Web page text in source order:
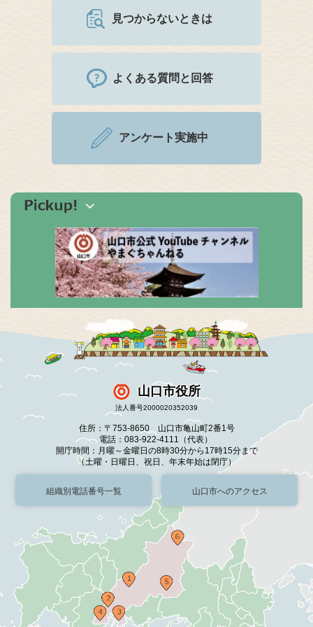
見つからないときは
よくある質問と回答
アンケート実施中
山口市役所
法人番号2000020352039
住所：〒753-8650 山口市亀山町2番1号
電話：083-922-4111（代表）
開庁時間：月曜～金曜日の8時30分から17時15分まで
（土曜・日曜日、祝日、年末年始は閉庁）
組織別電話番号一覧 山口市へのアクセス